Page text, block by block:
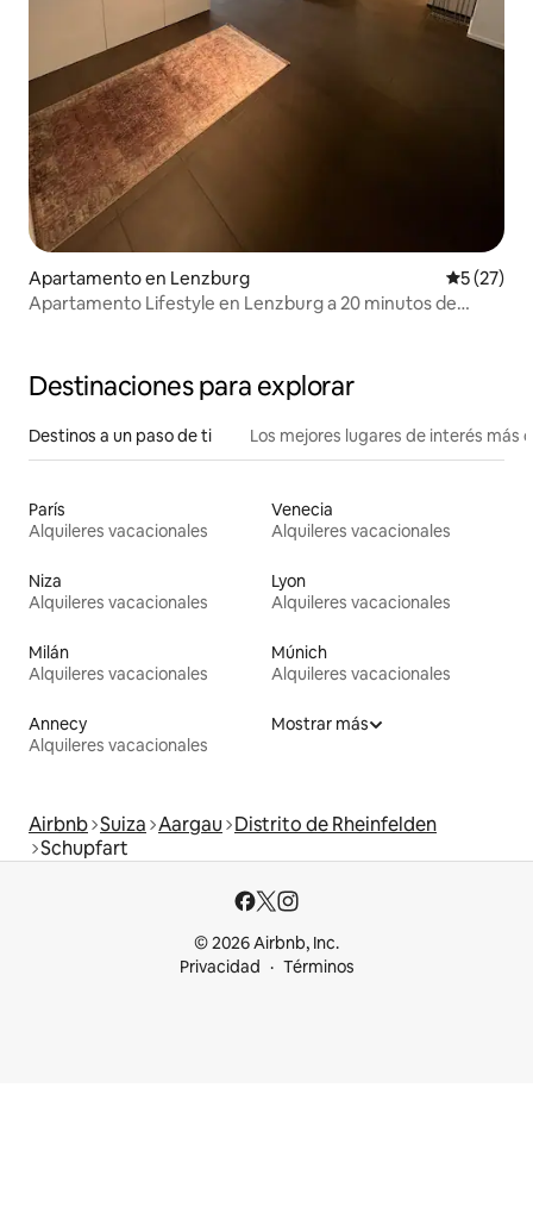
Apartamento en Lenzburg
5 (27)
Apartamento Lifestyle en Lenzburg a 20 minutos de
Destinaciones para explorar
Destinos a un paso de ti Los mejores lugares de interés más
París
Alquileres vacacionales
Venecia
Alquileres vacacionales
Niza
Alquileres vacacionales
Lyon
Alquileres vacacionales
Milán
Alquileres vacacionales
Múnich
Alquileres vacacionales
Annecy
Alquileres vacacionales
Mostrar más
Airbnb Suiza Aargau Distrito de Rheinfelden
Schupfart
© 2026 Airbnb, Inc.
Privacidad
Términos